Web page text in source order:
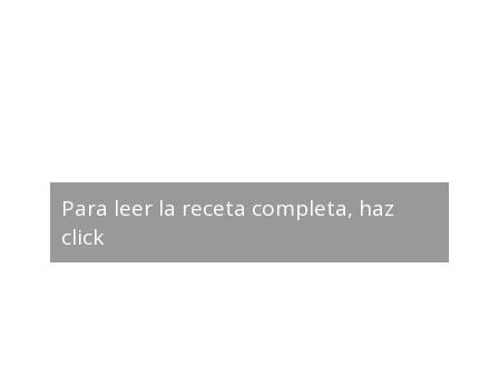
Para leer la receta completa, haz
click